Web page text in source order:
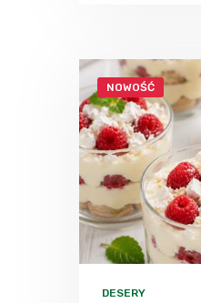
NOWOŚĆ
DESERY